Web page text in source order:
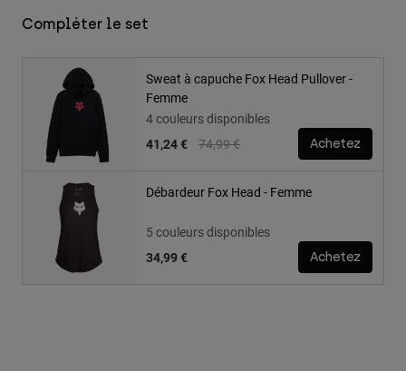
Compléter le set
Sweat à capuche Fox Head Pullover -
Femme
4 couleurs disponibles
Price reduced from
74,99 €to
41,24 € Achetez
Débardeur Fox Head - Femme
5 couleurs disponibles
34,99 €
Achetez